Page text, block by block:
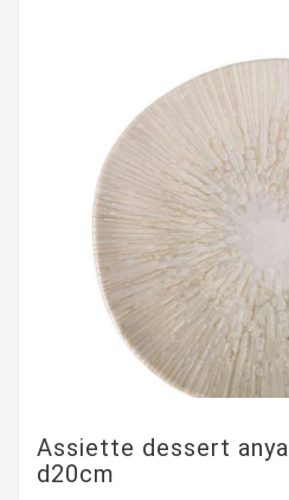
Assiette dessert anya
d20cm